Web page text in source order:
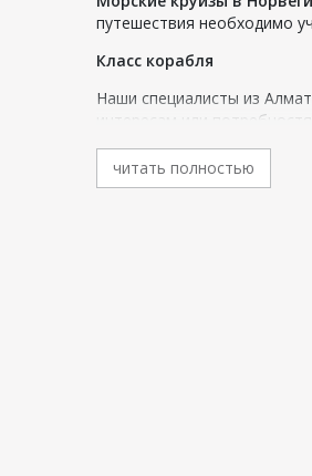
путешествия необходимо
Класс корабля
Наши специалисты из
интересам или
тура, а также экскурсии в
читать полностью